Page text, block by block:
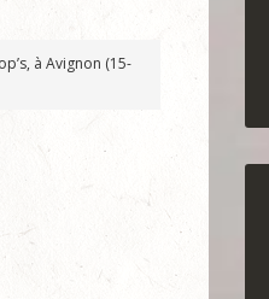
à Avignon (15-